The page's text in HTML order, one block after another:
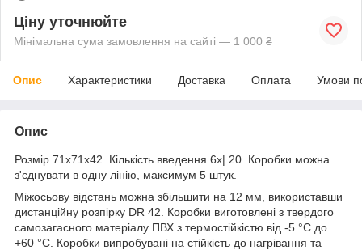
Ціну уточнюйте
Мінімальна сума замовлення на сайті — 1 000 ₴
Опис Характеристики Доставка Оплата Умови
Опис
Розмір 71х71х42. Кількість введення 6х| 20. Коробки можна
з'єднувати в одну лінію, максимум 5 штук.
Міжосьову відстань можна збільшити на 12 мм, використавши
дистанційну розпірку DR 42. Коробки виготовлені з твердого
самозагасного матеріалу ПВХ з термостійкістю від -5 °C до
+60 °C. Коробки випробувані на стійкість до нагрівання та